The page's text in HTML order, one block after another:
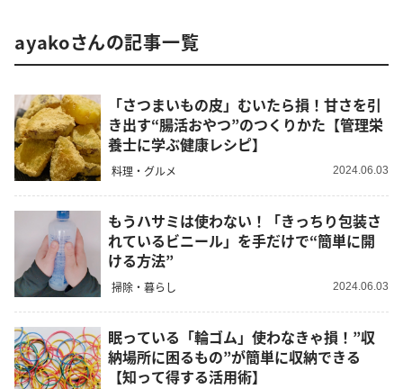
ayakoさんの記事一覧
「さつまいもの皮」むいたら損！甘さを引
き出す“腸活おやつ”のつくりかた【管理栄
養士に学ぶ健康レシピ】
料理・グルメ 2024.06.03
もうハサミは使わない！「きっちり包装さ
れているビニール」を手だけで“簡単に開
ける方法”
掃除・暮らし 2024.06.03
眠っている「輪ゴム」使わなきゃ損！”収
納場所に困るもの”が簡単に収納できる
【知って得する活用術】